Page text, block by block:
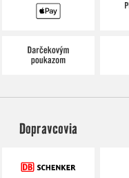
Dopravcovia